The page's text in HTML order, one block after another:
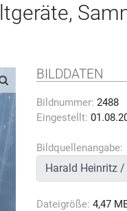
BILDDATEN
Bildnummer: 2488
Eingestellt:
Bildquellenangabe:
Dateigröße: 4,47